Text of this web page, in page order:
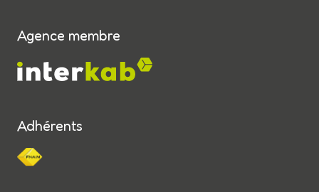
Agence membre
Adhérents